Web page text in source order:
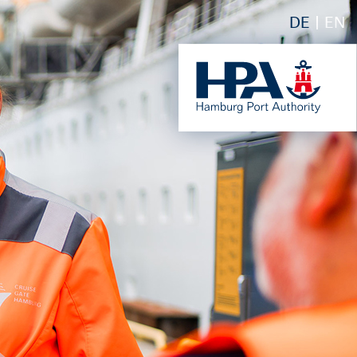
DE EN